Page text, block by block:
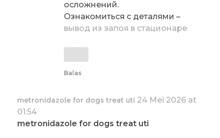
осложнений.
Ознакомиться с деталями –
вывод из запоя в стационаре
Balas
metronidazole for dogs treat uti 24 Mei 2026 at
01:54
metronidazole for dogs treat uti